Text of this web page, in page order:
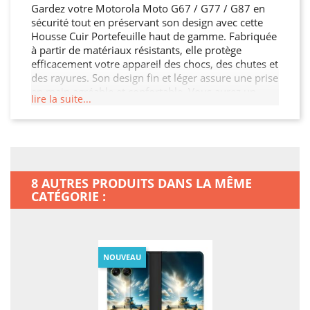
Gardez votre Motorola Moto G67 / G77 / G87 en
sécurité tout en préservant son design avec cette
Housse Cuir Portefeuille haut de gamme. Fabriquée
à partir de matériaux résistants, elle protège
efficacement votre appareil des chocs, des chutes et
des rayures. Son design fin et léger assure une prise
en main agréable et confortable. Vous aurez un
accès facile à tous les ports et boutons de votre
Motorola Moto G67 / G77 / G87 grâce à sa
une touche de sophistication.
lire la suite...
8 AUTRES PRODUITS DANS LA MÊME
CATÉGORIE :
NOUVEAU